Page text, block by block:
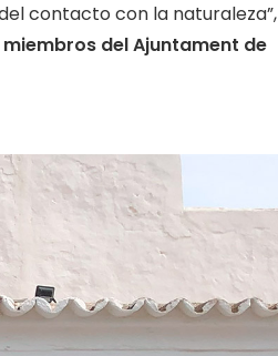
contacto con la naturaleza”,
del Ajuntament de